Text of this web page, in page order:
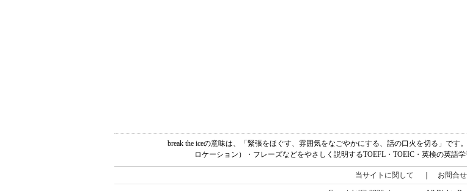
break the iceの意味は、「緊張をほぐす、雰囲気をなごやかにする、話の口火を切る」です
ロケーション）・フレーズなどをやさしく説明するTOEFL・TOEIC・英検の英語
当サイトに関して お問合せ